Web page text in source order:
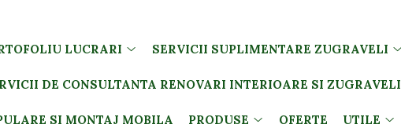
LUCRARI SERVICII SUPLIMENTARE ZUGRAVELI
DE CONSULTANTA RENOVARI INTERIOARE SI ZUGRAVELI
SI MONTAJ MOBILA PRODUSE OFERTE UTILE